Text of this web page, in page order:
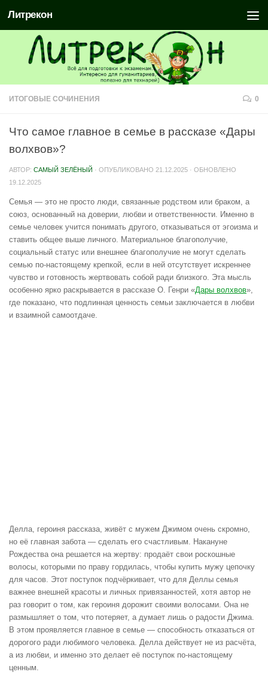
Литрекон
ИТОГОВЫЕ СОЧИНЕНИЯ 0
Что самое главное в семье в рассказе «Дары
волхвов»?
АВТОР: САМЫЙ ЗЕЛЁНЫЙ · ОПУБЛИКОВАНО 21.12.2025 · ОБНОВЛЕНО
19.12.2025
Семья — это не просто люди, связанные родством или браком, а
союз, основанный на доверии, любви и ответственности. Именно в
семье человек учится понимать другого, отказываться от эгоизма и
ставить общее выше личного. Материальное благополучие,
социальный статус или внешнее благополучие не могут сделать
семью по-настоящему крепкой, если в ней отсутствует искреннее
чувство и готовность жертвовать собой ради близкого. Эта мысль
особенно ярко раскрывается в рассказе О. Генри «Дары волхвов»,
где показано, что подлинная ценность семьи заключается в любви
и взаимной самоотдаче.
Делла, героиня рассказа, живёт с мужем Джимом очень скромно,
но её главная забота — сделать его счастливым. Накануне
Рождества она решается на жертву: продаёт свои роскошные
волосы, которыми по праву гордилась, чтобы купить мужу цепочку
для часов. Этот поступок подчёркивает, что для Деллы семья
важнее внешней красоты и личных привязанностей, хотя автор не
раз говорит о том, как героиня дорожит своими волосами. Она не
размышляет о том, что потеряет, а думает лишь о радости Джима.
В этом проявляется главное в семье — способность отказаться от
дорогого ради любимого человека. Делла действует не из расчёта,
а из любви, и именно это делает её поступок по-настоящему
ценным.